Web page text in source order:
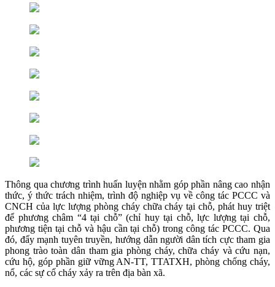
Thông qua chương trình huấn luyện nhằm góp phần nâng cao nhận
thức, ý thức trách nhiệm, trình độ nghiệp vụ về công tác PCCC và
CNCH của lực lượng phòng cháy chữa cháy tại chỗ, phát huy triệt
để phương châm “4 tại chỗ” (chỉ huy tại chỗ, lực lượng tại chỗ,
phương tiện tại chỗ và hậu cần tại chỗ) trong công tác PCCC. Qua
đó, đẩy mạnh tuyên truyền, hướng dẫn người dân tích cực tham gia
phong trào toàn dân tham gia phòng cháy, chữa cháy và cứu nạn,
cứu hộ, góp phần giữ vững AN-TT, TTATXH, phòng chống cháy,
nổ, các sự cố cháy xảy ra trên địa bàn xã.